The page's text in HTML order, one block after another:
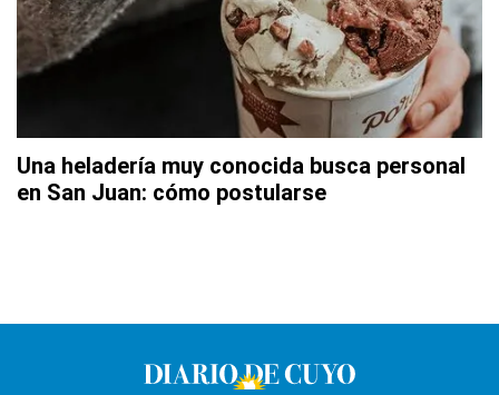
Una heladería muy conocida busca personal
en San Juan: cómo postularse